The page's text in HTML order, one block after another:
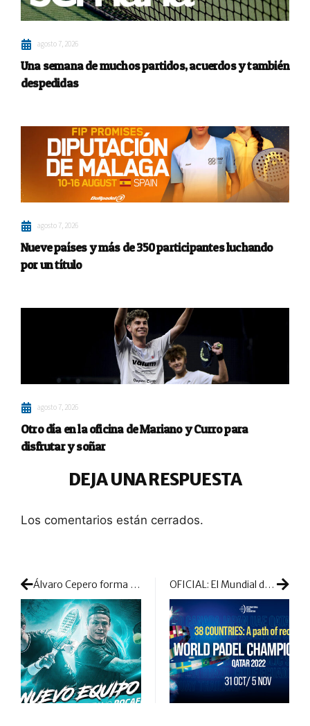
agosto 7, 2026
Una semana de muchos partidos, acuerdos y también
despedidas
agosto 7, 2026
Nueve países y más de 350 participantes luchando
por un título
agosto 7, 2026
Otro día en la oficina de Mariano y Curro para
disfrutar y soñar
DEJA UNA RESPUESTA
Los comentarios están cerrados.
Álvaro Cepero forma nuevo equipo junto a Cayetano Rocafort OFICIAL: El Mundial de Pádel repite la sede de la temporada pasada y vuelve a Catar